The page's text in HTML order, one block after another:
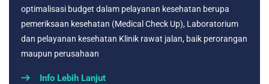
optimalisasi budget dalam pelayanan kesehatan berupa
pemeriksaan kesehatan (Medical Check Up), Laboratorium
dan pelayanan kesehatan Klinik rawat jalan, baik perorangan
maupun perusahaan
Info Lebih Lanjut